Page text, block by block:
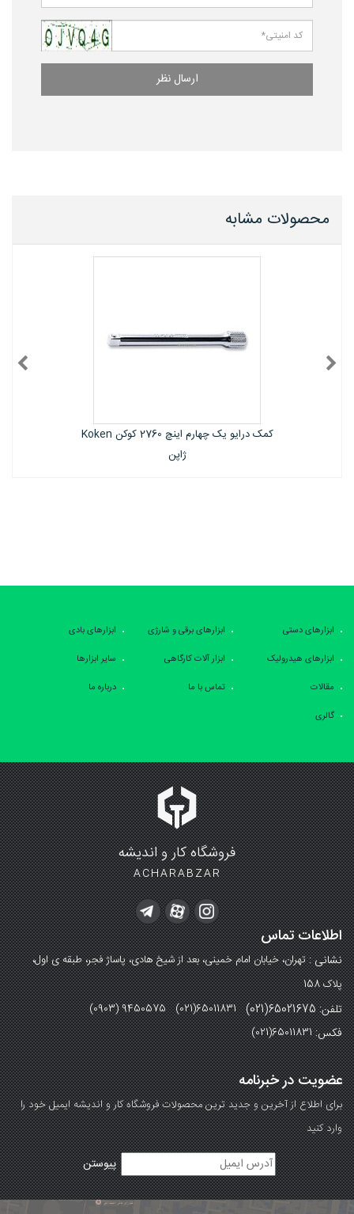
ارسال نظر
محصولات مشابه
ابزارهای دستی ابزارهای برقی و شارژی
ابزارهای بادی
ابزارهای هیدرولیک
ابزار آلات کارگاهی
سایر ابزارها
مقالات
تماس با ما
درباره ما
گالری
فروشگاه کار و اندیشه
ACHARABZAR
اطلاعات تماس
نشانی :تهران، خیابان امام خمینی، بعد از شیخ هادی، پاساژ فجر، طبقه ی اول،
پلاک 158
تلفن: 65021675(021) (0903) 9450575 (021)65011831
فکس:(021)65011831
عضویت در خبرنامه
برای اطلاع از آخرین و جدید ترین محصولات فروشگاه کار و اندیشه ایمیل خود را
وارد کنید